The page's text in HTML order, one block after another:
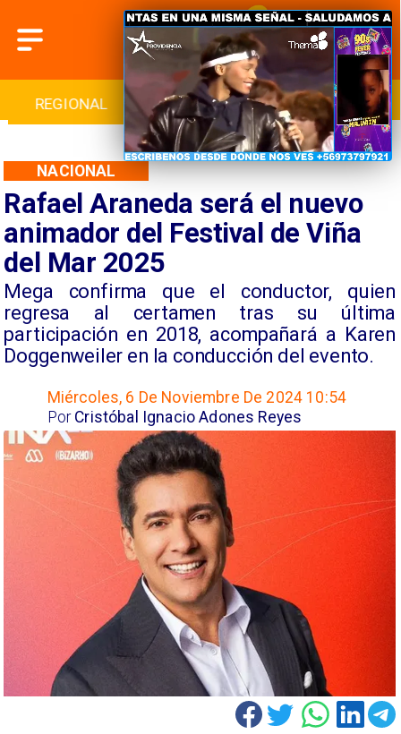
INTERNACIONAL DEPORTES CULTURA
Rafael Araneda será el nuevo
animador del Festival de Viña
del Mar 2025
​Mega confirma que el conductor, quien
regresa al certamen tras su última
participación en 2018, acompañará a Karen
Doggenweiler en la conducción del evento.
NACIONAL
Miércoles, 6 De Noviembre De 2024 10:54
Cristóbal Ignacio Adones Reyes
Por